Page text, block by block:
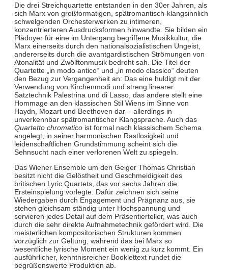
Die drei Streichquartette entstanden in den 30er Jahren, als
sich Marx von großformatigen, spätromantisch-klangsinnlich
schwelgenden Orchesterwerken zu intimeren,
konzentrierteren Ausdrucksformen hinwandte. Sie bilden ein
Plädoyer für eine im Untergang begriffene Musikkultur, die
Marx einerseits durch den nationalsozialistischen Ungeist,
andererseits durch die avantgardistischen Strömungen von
Atonalität und Zwölftonmusik bedroht sah. Die Titel der
Quartette „in modo antico“ und „in modo classico“ deuten
den Bezug zur Vergangenheit an: Das eine huldigt mit der
Verwendung von Kirchenmodi und streng linearer
Satztechnik Palestrina und di Lasso, das andere stellt eine
Hommage an den klassischen Stil Wiens im Sinne von
Haydn, Mozart und Beethoven dar – allerdings in
unverkennbar spätromantischer Klangsprache. Auch das
Quartetto chromaticoist formal nach klassischem Schema
angelegt, in seiner harmonischen Rastlosigkeit und
leidenschaftlichen Grundstimmung scheint sich die
Sehnsucht nach einer verlorenen Welt zu spiegeln.
Das Wiener Ensemble um den Geiger Thomas Christian
besitzt nicht die Gelöstheit und Geschmeidigkeit des
britischen Lyric Quartets, das vor sechs Jahren die
Ersteinspielung vorlegte. Dafür zeichnen sich seine
Wiedergaben durch Engagement und Prägnanz aus, sie
stehen gleichsam ständig unter Hochspannung und
servieren jedes Detail auf dem Präsentierteller, was auch
durch die sehr direkte Aufnahmetechnik gefördert wird. Die
meisterlichen kompositorischen Strukturen kommen
vorzüglich zur Geltung, während das bei Marx so
wesentliche lyrische Moment ein wenig zu kurz kommt. Ein
ausführlicher, kenntnisreicher Booklettext rundet die
begrüßenswerte Produktion ab.